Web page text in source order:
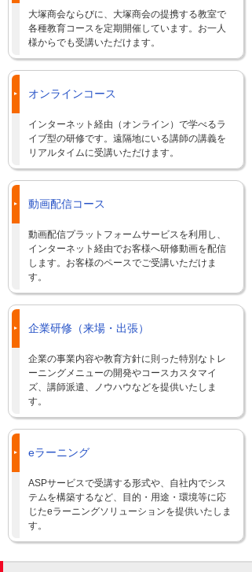
大塚商会ならびに、大塚商会の提携する教室で
各種教育コースを定期開催しています。お一人
様からでも受講いただけます。
オンラインコース
インターネット経由（オンライン）で学べるラ
イブ型の研修です。遠隔地にいる講師の講義を
リアルタイムに受講いただけます。
動画配信コース
動画配信プラットフォームサービスを利用し、
インターネット経由でお客様へ研修動画を配信
します。お客様のペースでご受講いただけま
す。
企業研修（来場・出張）
企業の事業内容や教育方針に則った特別なトレ
ーニングメニューの開発やコースカスタマイ
ズ、講師派遣、ノウハウなどを提供いたしま
す。
eラーニング
ASPサービスで受講する形式や、自社内でシス
テムを構築するなど、目的・用途・環境等に応
じたeラーニングソリューションを提供いたしま
す。